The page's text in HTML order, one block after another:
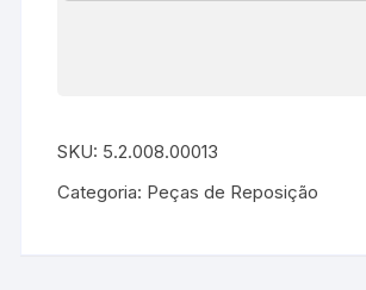
SKU: 5.2.008.00013
Categoria: Peças de Reposição